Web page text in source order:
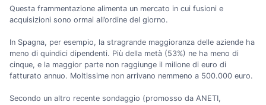
Questa frammentazione alimenta un mercato in cui fusioni e
acquisizioni sono ormai all’ordine del giorno.
In Spagna, per esempio, la stragrande maggioranza delle aziende ha
meno di quindici dipendenti. Più della metà (53%) ne ha meno di
cinque, e la maggior parte non raggiunge il milione di euro di
fatturato annuo. Moltissime non arrivano nemmeno a 500.000 euro.
Secondo un altro recente sondaggio (promosso da ANETI,